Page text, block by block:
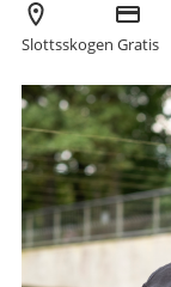
Arrangör
Slottsskogen
Kostnad
Gratis